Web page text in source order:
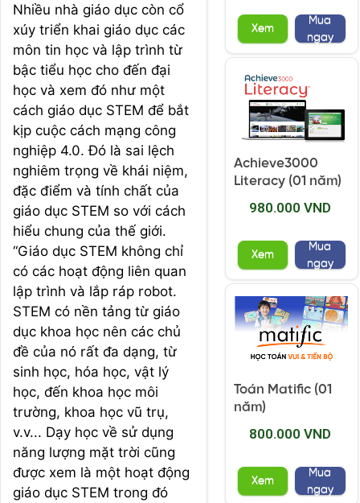
Nhiều nhà giáo dục còn cổ
xúy triển khai giáo dục các
môn tin học và lập trình từ
bậc tiểu học cho đến đại
học và xem đó như một
cách giáo dục STEM để bắt
kịp cuộc cách mạng công
nghiệp 4.0. Đó là sai lệch
nghiêm trọng về khái niệm,
đặc điểm và tính chất của
giáo dục STEM so với cách
hiểu chung của thế giới.
“Giáo dục STEM không chỉ
có các hoạt động liên quan
lập trình và lắp ráp robot.
STEM có nền tảng từ giáo
dục khoa học nên các chủ
đề của nó rất đa dạng, từ
sinh học, hóa học, vật lý
học, đến khoa học môi
trường, khoa học vũ trụ,
v.v... Dạy học về sử dụng
năng lượng mặt trời cũng
được xem là một hoạt động
giáo dục STEM trong đó
Xem
Mua
ngay
Achieve3000
Literacy (01 năm)
980.000 VND
Xem
Mua
ngay
Toán Matific (01
năm)
800.000 VND
Xem
Mua
ngay